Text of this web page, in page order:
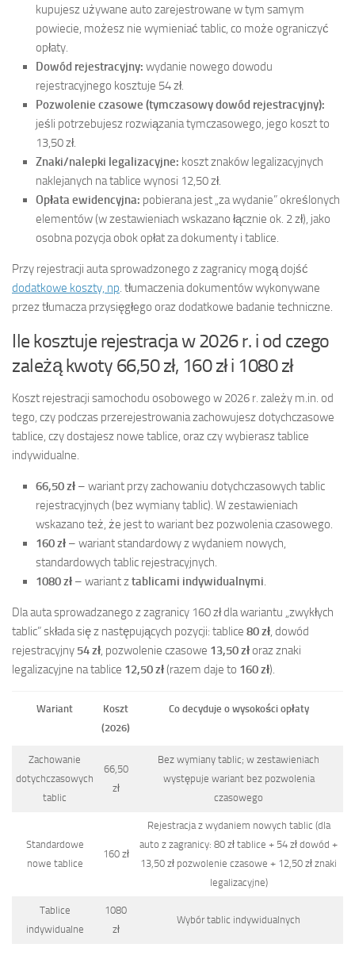
kupujesz używane auto zarejestrowane w tym samym
powiecie, możesz nie wymieniać tablic, co może ograniczyć
opłaty.
Dowód rejestracyjny: wydanie nowego dowodu
rejestracyjnego kosztuje 54 zł.
Pozwolenie czasowe (tymczasowy dowód rejestracyjny):
jeśli potrzebujesz rozwiązania tymczasowego, jego koszt to
13,50 zł.
Znaki/nalepki legalizacyjne: koszt znaków legalizacyjnych
naklejanych na tablice wynosi 12,50 zł.
Opłata ewidencyjna: pobierana jest „za wydanie” określonych
elementów (w zestawieniach wskazano łącznie ok. 2 zł), jako
osobna pozycja obok opłat za dokumenty i tablice.
Przy rejestracji auta sprowadzonego z zagranicy mogą dojść
dodatkowe koszty, np . tłumaczenia dokumentów wykonywane
przez tłumacza przysięgłego oraz dodatkowe badanie techniczne.
Ile kosztuje rejestracja w 2026 r. i od czego
zależą kwoty 66,50 zł, 160 zł i 1080 zł
Koszt rejestracji samochodu osobowego w 2026 r. zależy m.in. od
tego, czy podczas przerejestrowania zachowujesz dotychczasowe
tablice, czy dostajesz nowe tablice, oraz czy wybierasz tablice
indywidualne.
66,50 zł – wariant przy zachowaniu dotychczasowych tablic
rejestracyjnych (bez wymiany tablic). W zestawieniach
wskazano też, że jest to wariant bez pozwolenia czasowego.
160 zł – wariant standardowy z wydaniem nowych,
standardowych tablic rejestracyjnych.
1080 zł – wariant ztablicami indywidualnymi
Dla auta sprowadzanego z zagranicy 160 zł dla wariantu „zwykłych
tablic” składa się z następujących pozycji: tablice 80 zł , dowód
rejestracyjny 54 zł , pozwolenie czasowe 13,50 złoraz znaki
legalizacyjne na tablice 12,50 zł(razem daje to 160 zł).
Wariant
Koszt
(2026)
Co decyduje o wysokości opłaty
Zachowanie
dotychczasowych
tablic
66,50
zł
Bez wymiany tablic; w zestawieniach
występuje wariant bez pozwolenia
czasowego
Standardowe
nowe tablice
160 zł
Rejestracja z wydaniem nowych tablic (dla
auto z zagranicy: 80 zł tablice + 54 zł dowód +
13,50 zł pozwolenie czasowe + 12,50 zł znaki
legalizacyjne)
Tablice
indywidualne
1080
zł
Wybór tablic indywidualnych